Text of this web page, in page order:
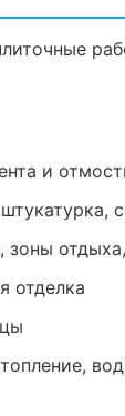
и
отделка